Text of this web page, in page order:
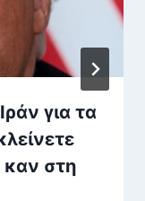
για τα
καν στη